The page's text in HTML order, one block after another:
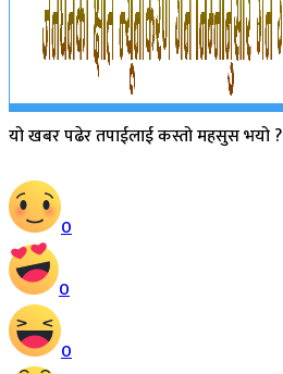
यो खबर पढेर तपाईलाई कस्तो महसुस भयो ?
0
0
0